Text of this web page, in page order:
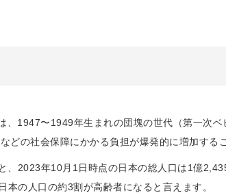
、1947〜1949年生まれの団塊の世代（第一次
の社会保障にかかる負担が爆発的に増加する
、2023年10月1日時点の日本の総人口は1億
の人口の約3割が高齢者になると言えます。